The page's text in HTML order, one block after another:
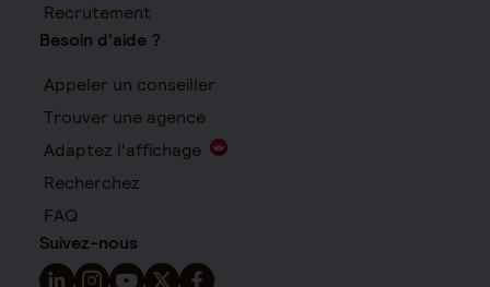
Recrutement
Besoin d'aide ?
Appeler un conseiller
Trouver une agence
Adaptez l'affichage
Recherchez
FAQ
Suivez-nous
Suivez-nous sur LinkedIn - Nouvelle fenêtre
Suivez-nous sur Instagram - Nouvelle fenêtre
Suivez-nous sur YouTube - Nouvelle fenêtre
Suivez-nous sur X - Nouvelle fenêtre
Suivez-nous sur Facebook - Nouvelle